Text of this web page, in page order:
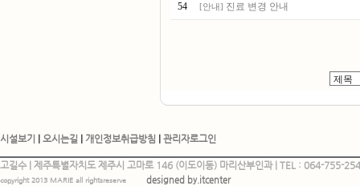
54 [안내] 진료 변경 안내
시설보기 오시는길 개인정보취급방침 관리자로그인
고길수 | 제주특별자치도 제주시 고마로 146 (이도이동) 마리산부인과 | TEL : 064-755-
copyright 2013 MARIE all rightsreserve designed by.itcenter